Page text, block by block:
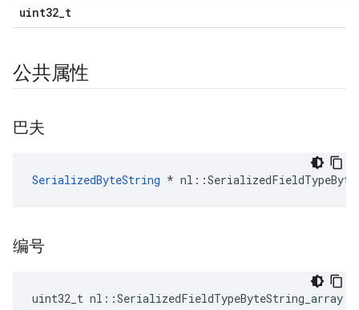
uint32_t
公共属性
巴夫
SerializedByteString *
编号
uint32_t